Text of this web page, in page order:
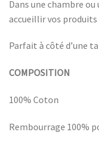
Dans une chambre
accueillir vos produits
Parfait à côté d’une
COMPOSITION
100% Coton
Rembourrage 100%